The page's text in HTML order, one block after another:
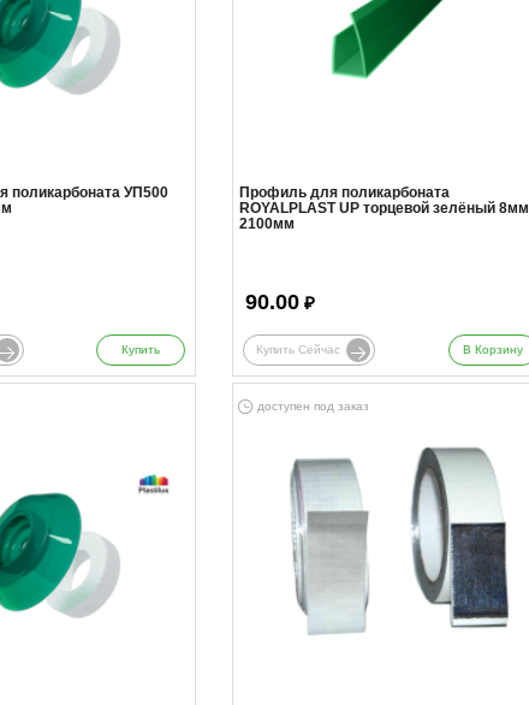
поликарбоната УП500
Купить
Профиль для поликарбоната
ROYALPLAST UP торцевой зелёный 8мм
2100мм
90.00 ₽
Купить Сейчас В Корзину
доступен под заказ